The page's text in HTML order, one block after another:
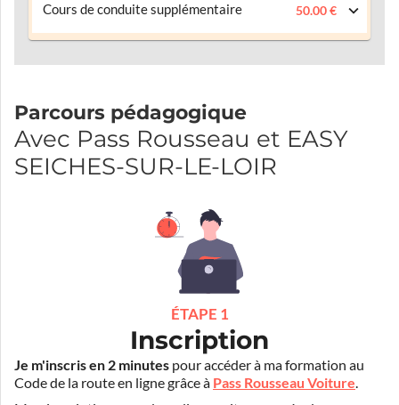
Cours de conduite supplémentaire 50.00 €
Parcours pédagogique
Avec Pass Rousseau et EASY
SEICHES-SUR-LE-LOIR
ÉTAPE 1
Inscription
Je m'inscris en 2 minutes pour accéder à ma formation au
Code de la route en ligne grâce à Pass Rousseau Voiture.